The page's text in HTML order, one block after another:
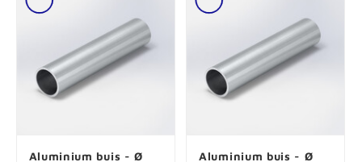
Aluminium buis - Ø
Aluminium buis - Ø